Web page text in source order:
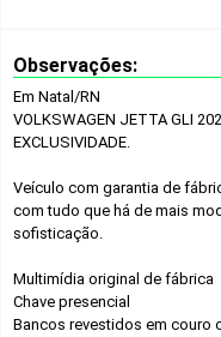
Observações:
Em Natal/RN
VOLKSWAGEN JETTA GLI
EXCLUSIVIDADE.
Veículo com garantia de
com tudo que há de mais
sofisticação.
Multimídia original de fábrica
Chave presencial
Bancos revestidos em couro